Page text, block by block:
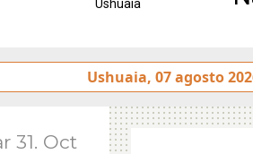
Se realizó la reunión de
Ushuaia, 07 agosto
31. Oct